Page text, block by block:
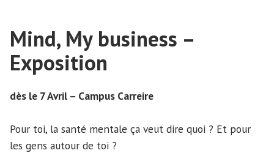
Mind, My business –
Exposition
dès le 7 Avril – Campus Carreire
Pour toi, la santé mentale ça veut dire quoi ? Et pour
les gens autour de toi ?